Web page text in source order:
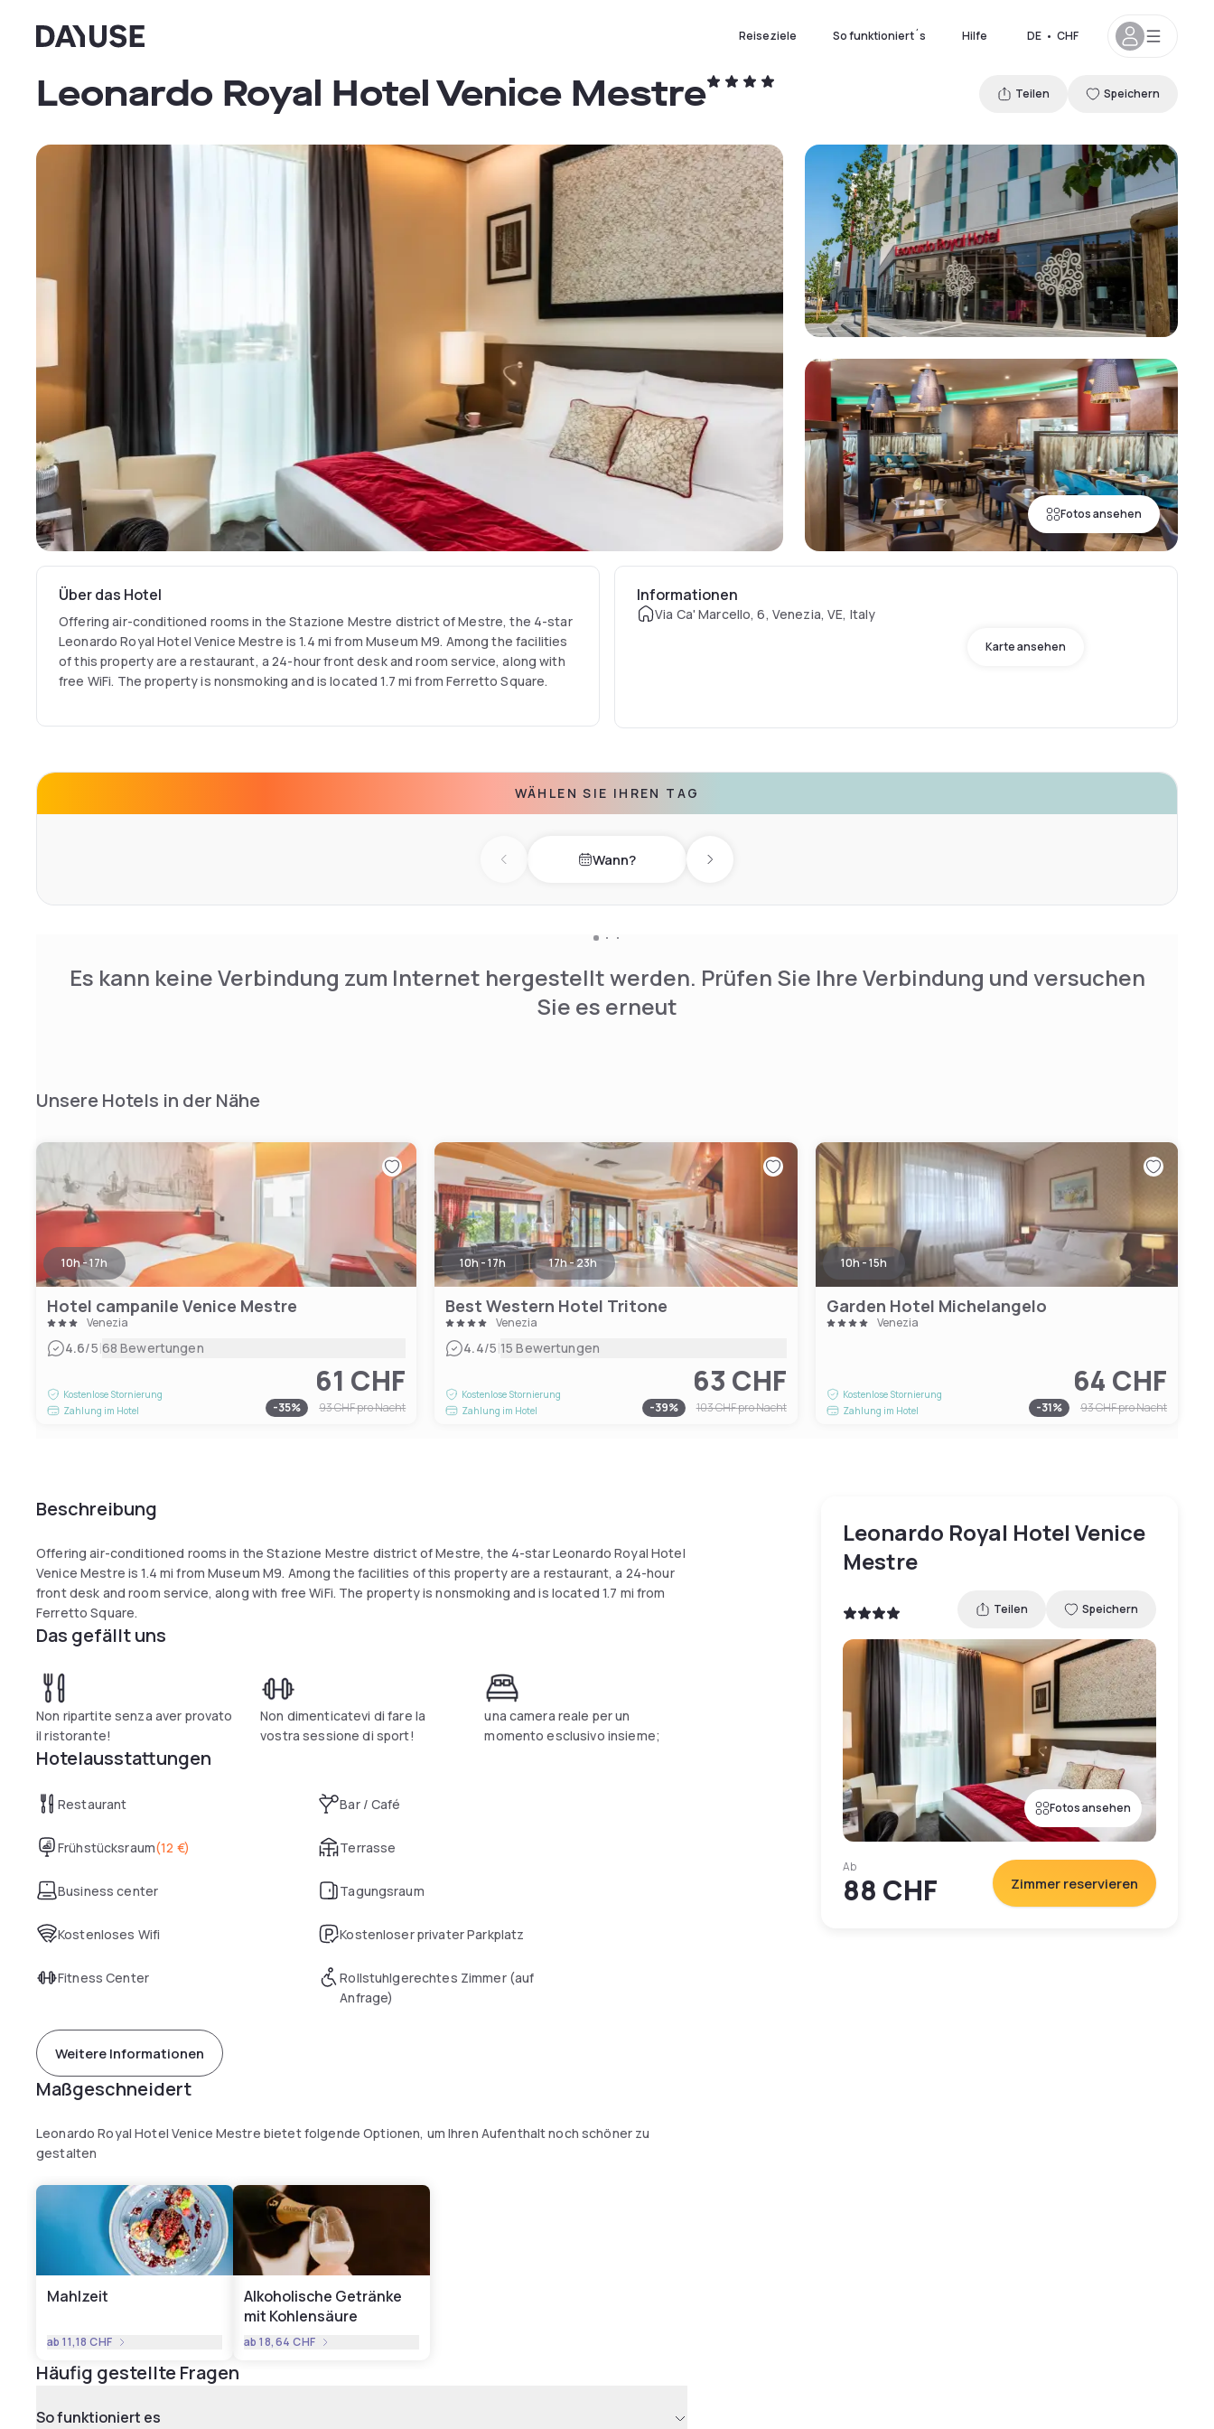
Dayuse Reiseziele So funktioniert´s Hilfe DE • CHF
Fotos ansehen
Leonardo Royal Hotel Venice Mestre Teilen Speichern
Über das Hotel
Offering air-conditioned rooms in the Stazione Mestre district of Mestre, the 4-star
Leonardo Royal Hotel Venice Mestre is 1.4 mi from Museum M9. Among the facilities
of this property are a restaurant, a 24-hour front desk and room service, along with
free WiFi. The property is nonsmoking and is located 1.7 mi from Ferretto Square.
Informationen
Via Ca' Marcello, 6, Venezia, VE, Italy
Karte ansehen
WÄHLEN SIE IHREN TAG
Previous day Wann? Next day
Es kann keine Verbindung zum Internet hergestellt werden. Prüfen Sie Ihre Verbindung und versuchen
Sie es erneut
Unsere Hotels in der Nähe
10h - 17h
Hotel campanile Venice Mestre
Venezia
4.6/5|68 Bewertungen
Kostenlose Stornierung
Zahlung im Hotel
61 CHF
-35% 93 CHFpro Nacht
10h - 17h 17h - 23h
Best Western Hotel Tritone
Venezia
4.4/5|15 Bewertungen
Kostenlose Stornierung
Zahlung im Hotel
63 CHF
-39% 103 CHFpro Nacht
10h - 15h
Garden Hotel Michelangelo
Venezia
Kostenlose Stornierung
Zahlung im Hotel
64 CHF
-31% 93 CHFpro Nacht
Beschreibung
Offering air-conditioned rooms in the Stazione Mestre district of Mestre, the 4-star Leonardo Royal Hotel
Venice Mestre is 1.4 mi from Museum M9. Among the facilities of this property are a restaurant, a 24-hour
front desk and room service, along with free WiFi. The property is nonsmoking and is located 1.7 mi from
Ferretto Square.
Das gefällt uns
Non ripartite senza aver provato
il ristorante!
Non dimenticatevi di fare la
vostra sessione di sport!
una camera reale per un
momento esclusivo insieme;
Hotelausstattungen
Restaurant Bar / Café
Frühstücksraum(12 €) Terrasse
Business center Tagungsraum
Kostenloses Wifi Kostenloser privater Parkplatz
Fitness Center
Rollstuhlgerechtes Zimmer (auf
Anfrage)
Weitere Informationen
Maßgeschneidert
Leonardo Royal Hotel Venice Mestre bietet folgende Optionen, um Ihren Aufenthalt noch schöner zu
gestalten
Mahlzeit
ab11,18 CHF
Alkoholische Getränke
mit Kohlensäure
ab18,64 CHF
Häufig gestellte Fragen
So funktioniert es
Leonardo Royal Hotel Venice
Mestre
Teilen Speichern
Fotos ansehen
Ab
88 CHF Zimmer reservieren